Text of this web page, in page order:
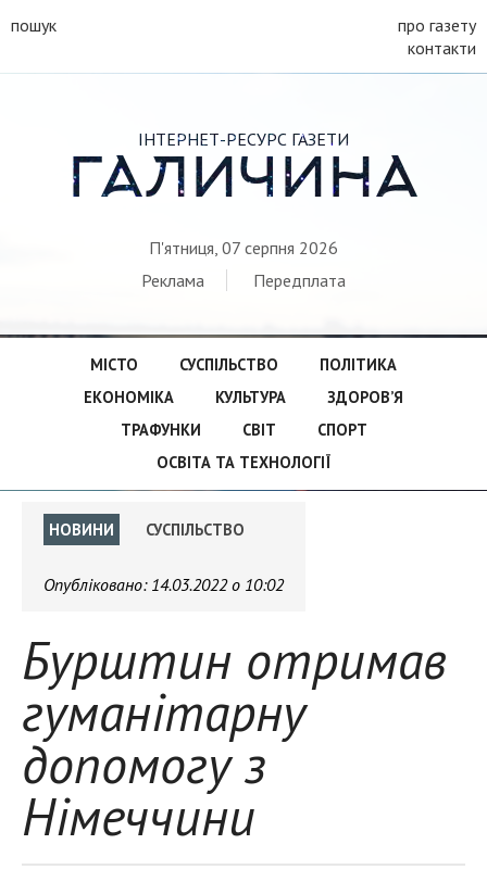
пошук
про газету
контакти
ІНТЕРНЕТ-РЕСУРС ГАЗЕТИ
ГАЛИЧИНА
П'ятниця, 07 серпня 2026
Реклама
Передплата
МІСТО СУСПІЛЬСТВО
ПОЛІТИКА
ЕКОНОМІКА
КУЛЬТУРА
ЗДОРОВ’Я
ТРАФУНКИ
СВІТ
СПОРТ
ОСВІТА ТА ТЕХНОЛОГІЇ
НОВИНИ СУСПІЛЬСТВО
Опубліковано: 14.03.2022 о 10:02
Бурштин отримав
гуманітарну
допомогу з
Німеччини